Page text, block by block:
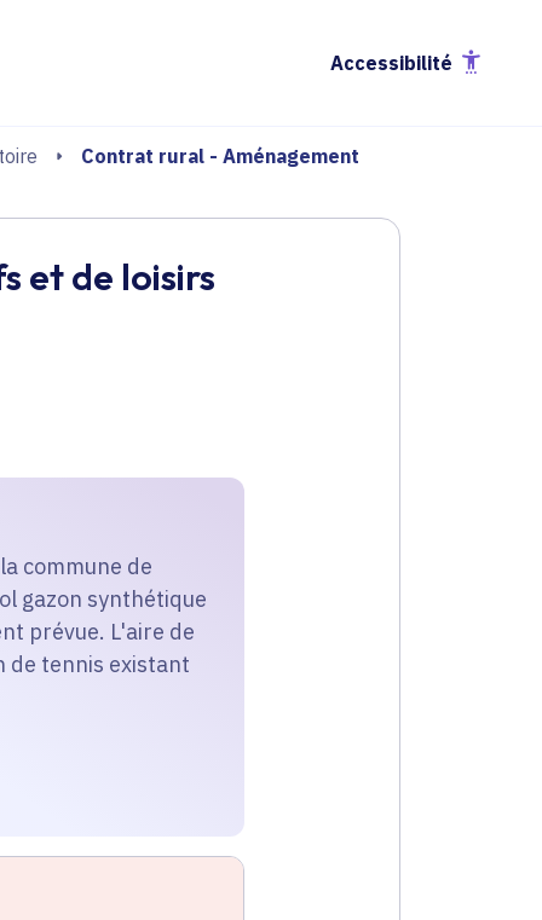
Accessibilité
Contrat rural - Aménagement
et de loisirs
commune de
gazon synthétique
prévue. L'aire de
de tennis existant